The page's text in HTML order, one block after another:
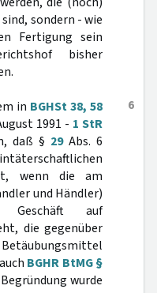
sondern - wie
Fertigung sein
bisher
6
in BGHSt 38, 58
1991 - 1 StR
daß § 29Abs. 6
wenn die am
und Händler)
auf
die gegenüber
BGHR BtMG §
wurde